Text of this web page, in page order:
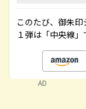
このたび、御朱
１弾は「中央線」
AD